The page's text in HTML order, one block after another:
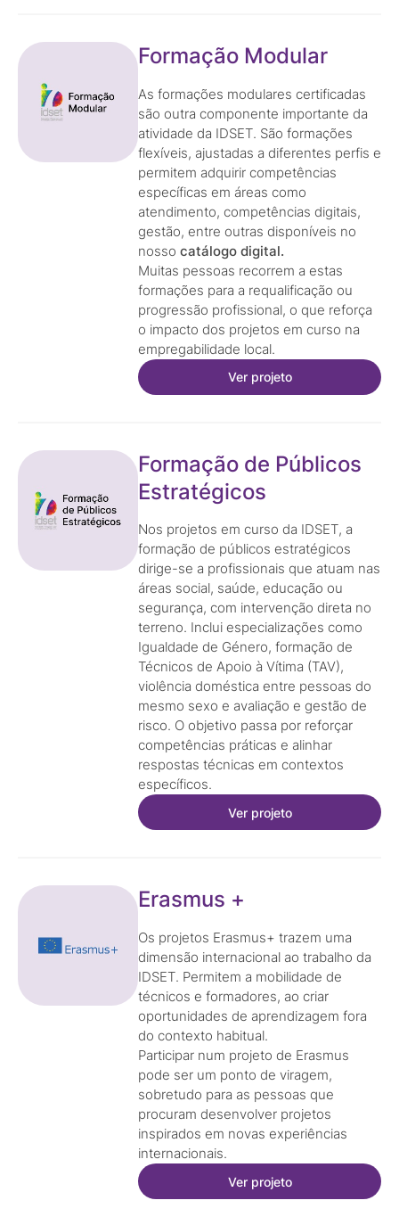
Formação Modular
As formações modulares certificadas
são outra componente importante da
atividade da IDSET. São formações
flexíveis, ajustadas a diferentes perfis e
permitem adquirir competências
específicas em áreas como
atendimento, competências digitais,
gestão, entre outras disponíveis no
nosso catálogo digital.
Muitas pessoas recorrem a estas
formações para a requalificação ou
progressão profissional, o que reforça
o impacto dos projetos em curso na
empregabilidade local.
Ver projeto
Formação de Públicos
Estratégicos
Nos projetos em curso da IDSET, a
formação de públicos estratégicos
dirige-se a profissionais que atuam nas
áreas social, saúde, educação ou
segurança, com intervenção direta no
terreno. Inclui especializações como
Igualdade de Género, formação de
Técnicos de Apoio à Vítima (TAV),
violência doméstica entre pessoas do
mesmo sexo e avaliação e gestão de
risco. O objetivo passa por reforçar
competências práticas e alinhar
respostas técnicas em contextos
específicos.
Ver projeto
Erasmus +
Os projetos Erasmus+ trazem uma
dimensão internacional ao trabalho da
IDSET. Permitem a mobilidade de
técnicos e formadores, ao criar
oportunidades de aprendizagem fora
do contexto habitual.
Participar num projeto de Erasmus
pode ser um ponto de viragem,
sobretudo para as pessoas que
procuram desenvolver projetos
inspirados em novas experiências
internacionais.
Ver projeto